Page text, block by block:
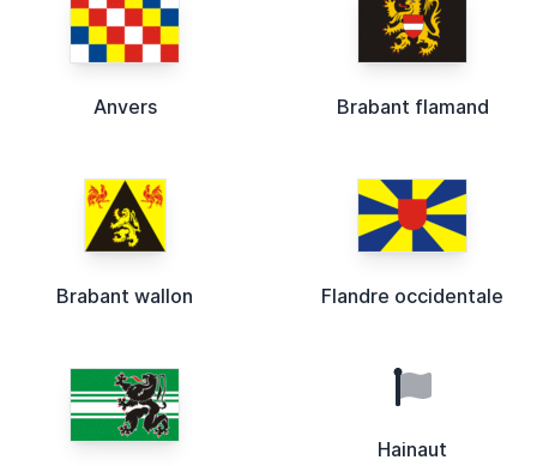
Anvers Brabant flamand
Brabant wallon Flandre occidentale
Hainaut